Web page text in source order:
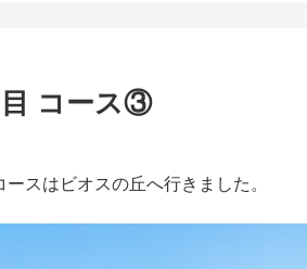
コース③
スはビオスの丘へ行きました。